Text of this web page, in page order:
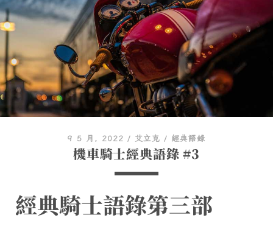
9 5 月, 2022 / 艾立克 / 經典語錄
機車騎士經典語錄 #3
經典騎士語錄第三部